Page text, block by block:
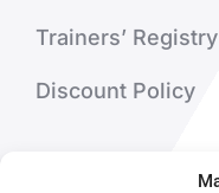
Trainers’ Registry
Discount Policy